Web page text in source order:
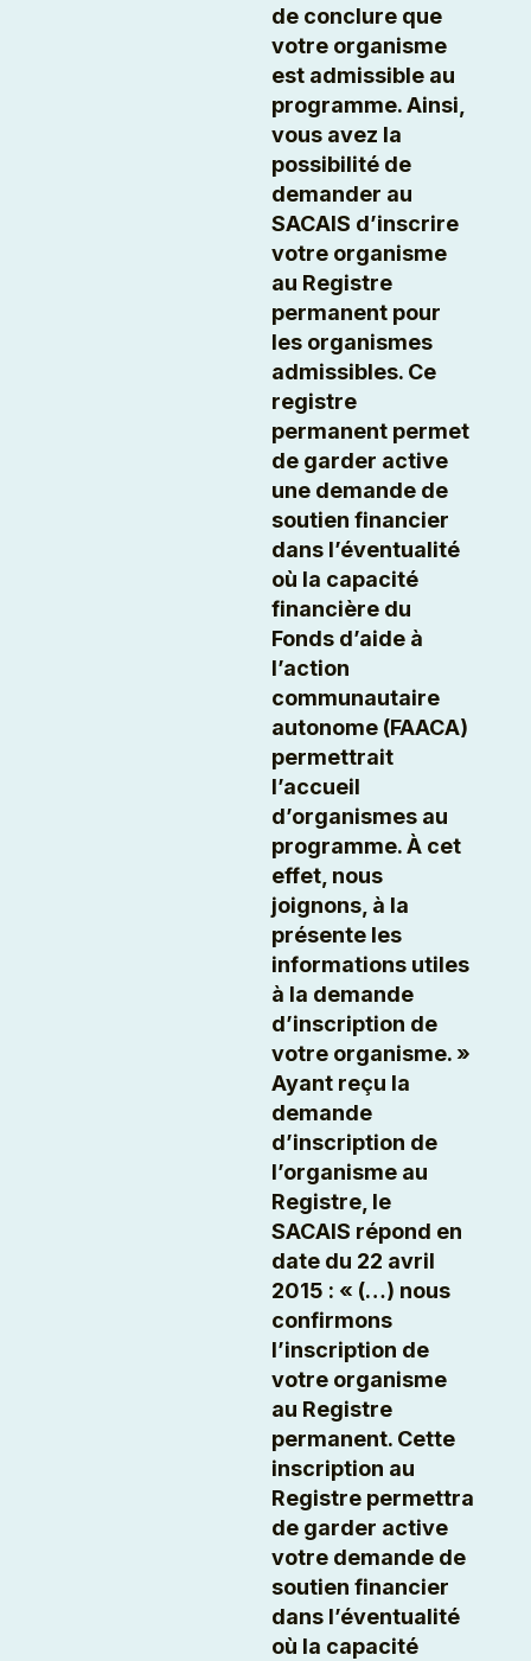
de conclure que
votre organisme
est admissible au
programme. Ainsi,
vous avez la
possibilité de
demander au
SACAIS d’inscrire
votre organisme
au Registre
permanent pour
les organismes
admissibles. Ce
registre
permanent permet
de garder active
une demande de
soutien financier
dans l’éventualité
où la capacité
financière du
Fonds d’aide à
l’action
communautaire
autonome (FAACA)
permettrait
l’accueil
d’organismes au
programme. À cet
effet, nous
joignons, à la
présente les
informations utiles
à la demande
d’inscription de
votre organisme. »
Ayant reçu la
demande
d’inscription de
l’organisme au
Registre, le
SACAIS répond en
date du 22 avril
2015 : « (…) nous
confirmons
l’inscription de
votre organisme
au Registre
permanent. Cette
inscription au
Registre permettra
de garder active
votre demande de
soutien financier
dans l’éventualité
où la capacité